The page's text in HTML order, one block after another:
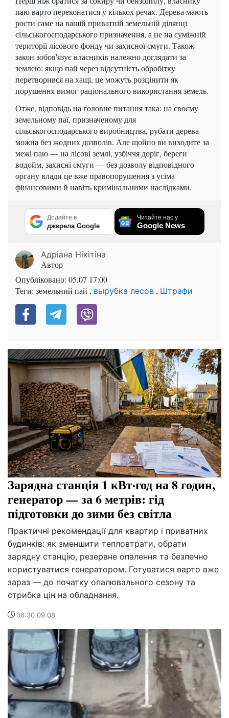
паю варто переконатися у кількох речах. Дерева мають
рости саме на вашій приватній земельній ділянці
сільськогосподарського призначення, а не на суміжній
території лісового фонду чи захисної смуги. Також
закон зобов'язує власників належно доглядати за
землею: якщо пай через відсутність обробітку
перетворився на хащі, це можуть розцінити як
порушення вимог раціонального використання земель.
Отже, відповідь на головне питання така: на своєму
земельному паї, призначеному для
сільськогосподарського виробництва, рубати дерева
можна без жодних дозволів. Але щойно ви виходите за
межі паю — на лісові землі, узбіччя доріг, береги
водойм, захисні смуги — без дозволу відповідного
органу влади це вже правопорушення з усіма
фінансовими й навіть кримінальними наслідками.
Додайте в
джерела Google
Читайте нас у
Google News
Адріана Нікітіна
Автор
Опубліковано: 05.07 17:00
Теги: земельний пай , вырубка лесов , Штрафи
Зарядна станція 1 кВт·год на 8 годин,
генератор — за 6 метрів: гід
підготовки до зими без світла
Практичні рекомендації для квартир і приватних
будинків: як зменшити тепловтрати, обрати
зарядну станцію, резервне опалення та безпечно
користуватися генератором. Готуватися варто вже
зараз — до початку опалювального сезону та
стрибка цін на обладнання.
06:30 09.08